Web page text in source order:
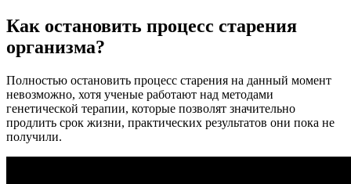
Как остановить процесс старения
организма?
Полностью остановить процесс старения на данный момент
невозможно, хотя ученые работают над методами
генетической терапии, которые позволят значительно
продлить срок жизни, практических результатов они пока не
получили.